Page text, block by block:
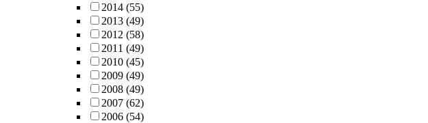
2014 (55)
2013 (49)
2012 (58)
2011 (49)
2010 (45)
2009 (49)
2008 (49)
2007 (62)
2006 (54)